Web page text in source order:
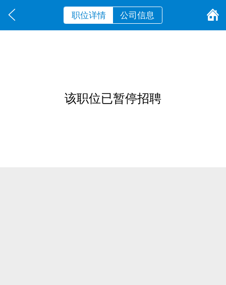
职位详情 公司信息
该职位已暂停招聘